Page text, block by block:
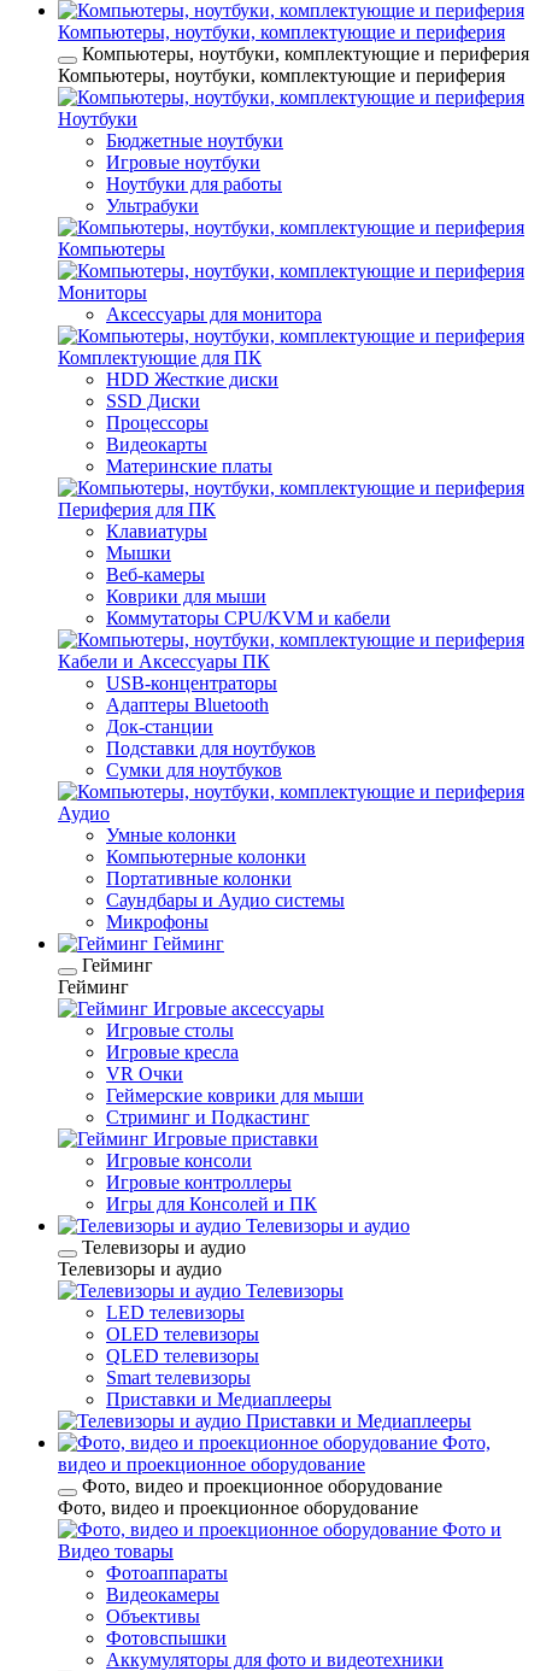
Компьютеры, ноутбуки, комплектующие и периферия
Компьютеры, ноутбуки, комплектующие и периферия
Компьютеры, ноутбуки, комплектующие и периферия
Ноутбуки
Бюджетные ноутбуки
Игровые ноутбуки
Ноутбуки для работы
Ультрабуки
Компьютеры
Мониторы
Аксессуары для монитора
Комплектующие для ПК
HDD Жесткие диски
SSD Диски
Процессоры
Видеокарты
Материнские платы
Периферия для ПК
Клавиатуры
Мышки
Веб-камеры
Коврики для мыши
Коммутаторы CPU/KVM и кабели
Кабели и Аксессуары ПК
USB-концентраторы
Адаптеры Bluetooth
Док-станции
Подставки для ноутбуков
Сумки для ноутбуков
Аудио
Умные колонки
Компьютерные колонки
Портативные колонки
Саундбары и Аудио системы
Микрофоны
Гейминг
Гейминг
Гейминг
Игровые аксессуары
Игровые столы
Игровые кресла
VR Очки
Геймерские коврики для мыши
Стриминг и Подкастинг
Игровые приставки
Игровые консоли
Игровые контроллеры
Игры для Консолей и ПК
Телевизоры и аудио
Телевизоры и аудио
Телевизоры и аудио
Телевизоры
LED телевизоры
OLED телевизоры
QLED телевизоры
Smart телевизоры
Приставки и Медиаплееры
Приставки и Медиаплееры
Фото,
видео и проекционное оборудование
Фото, видео и проекционное оборудование
Фото, видео и проекционное оборудование
Фото и
Видео товары
Фотоаппараты
Видеокамеры
Объективы
Фотовспышки
Аккумуляторы для фото и видеотехники